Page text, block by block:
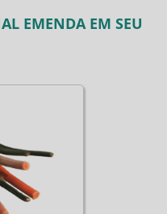
EMENDA EM SEU